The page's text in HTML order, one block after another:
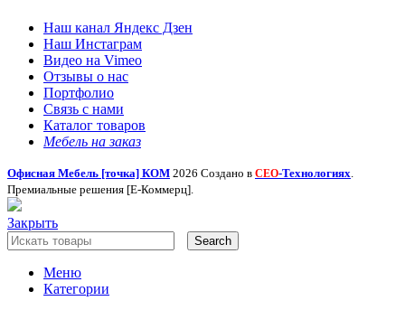
Наш канал Яндекс Дзен
Наш Инстаграм
Видео на Vimeo
Отзывы о нас
Портфолио
Связь с нами
Каталог товаров
Мебель на заказ
Офисная Мебель [точка] КОМ 2026 Создано в СЕО-Технологиях
Премиальные решения [Е-Коммерц].
Закрыть
Search
Меню
Категории